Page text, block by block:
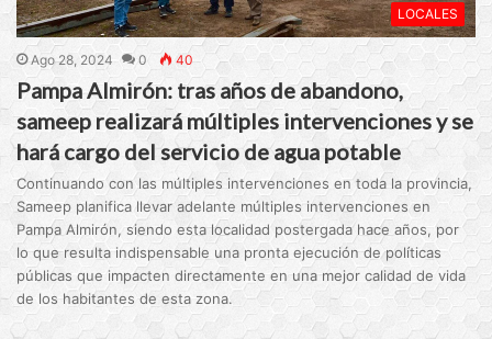
LOCALES
Ago 28, 2024 0 40
Pampa Almirón: tras años de abandono,
sameep realizará múltiples intervenciones y se
hará cargo del servicio de agua potable
Continuando con las múltiples intervenciones en toda la provincia,
Sameep planifica llevar adelante múltiples intervenciones en
Pampa Almirón, siendo esta localidad postergada hace años, por
lo que resulta indispensable una pronta ejecución de políticas
públicas que impacten directamente en una mejor calidad de vida
de los habitantes de esta zona.